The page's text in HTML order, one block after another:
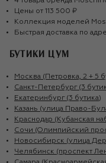
Цены от 113 500 ₽
Коллекция моделей
Быстрая доставка по
БУТИКИ ЦУМ
Москва (Петровка, 2 + 5
Санкт-Петербург (3
Екатеринбург (3 бутика)
Казань (улица Право-
Краснодар (Кубанская
Сочи (Олимпийский
Новосибирск (улица
Челябинск (проспект